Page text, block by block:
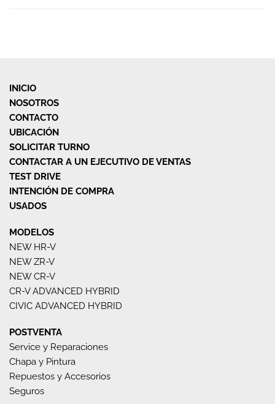
INICIO
NOSOTROS
CONTACTO
UBICACIÓN
SOLICITAR TURNO
CONTACTAR A UN EJECUTIVO DE VENTAS
TEST DRIVE
INTENCIÓN DE COMPRA
USADOS
MODELOS
NEW HR-V
NEW ZR-V
NEW CR-V
CR-V ADVANCED HYBRID
CIVIC ADVANCED HYBRID
POSTVENTA
Service y Reparaciones
Chapa y Pintura
Repuestos y Accesorios
Seguros